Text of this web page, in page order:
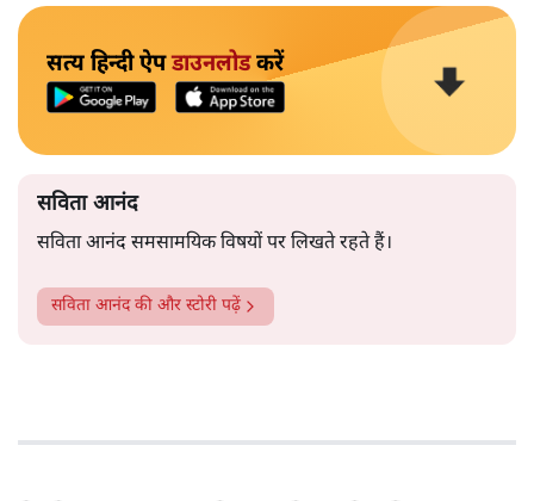
सत्य हिन्दी ऐपडाउनलोडकरें
सविता आनंद
सविता आनंद समसामयिक विषयों पर लिखते रहते हैं।
सविता आनंदकी और स्टोरी पढ़ें